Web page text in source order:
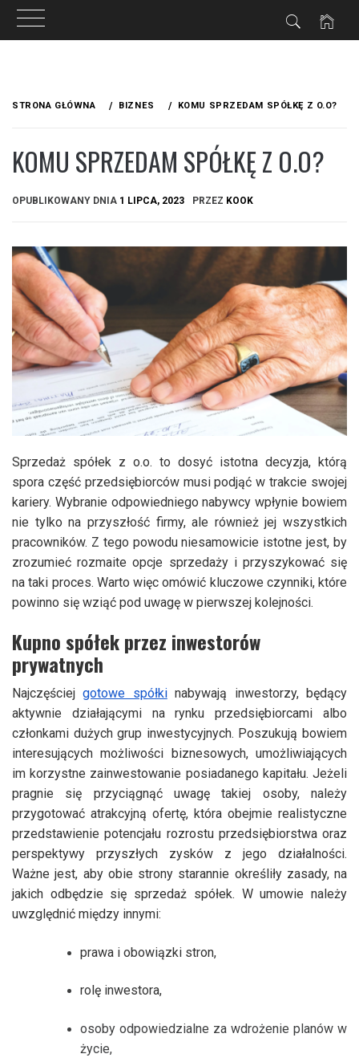
STRONA GŁÓWNA BIZNES KOMU SPRZEDAM SPÓŁKĘ Z O.O?
KOMU SPRZEDAM SPÓŁKĘ Z O.O?
OPUBLIKOWANY DNIA 1 LIPCA, 2023 PRZEZ KOOK
Sprzedaż spółek z o.o. to dosyć istotna decyzja, którą
spora część przedsiębiorców musi podjąć w trakcie swojej
kariery. Wybranie odpowiedniego nabywcy wpłynie bowiem
nie tylko na przyszłość firmy, ale również jej wszystkich
pracowników. Z tego powodu niesamowicie istotne jest, by
zrozumieć rozmaite opcje sprzedaży i przyszykować się
na taki proces. Warto więc omówić kluczowe czynniki, które
powinno się wziąć pod uwagę w pierwszej kolejności.
Kupno spółek przez inwestorów
prywatnych
Najczęściejgotowe spółki nabywają inwestorzy, będący
aktywnie działającymi na rynku przedsiębiorcami albo
członkami dużych grup inwestycyjnych. Poszukują bowiem
interesujących możliwości biznesowych, umożliwiających
im korzystne zainwestowanie posiadanego kapitału. Jeżeli
pragnie się przyciągnąć uwagę takiej osoby, należy
przygotować atrakcyjną ofertę, która obejmie realistyczne
przedstawienie potencjału rozrostu przedsiębiorstwa oraz
perspektywy przyszłych zysków z jego działalności.
Ważne jest, aby obie strony starannie określiły zasady, na
jakich odbędzie się sprzedaż spółek. W umowie należy
uwzględnić między innymi:
prawa i obowiązki stron,
rolę inwestora,
osoby odpowiedzialne za wdrożenie planów w
życie,